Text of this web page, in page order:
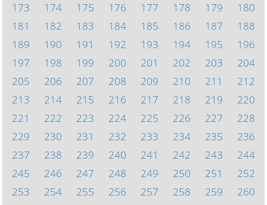
173
174 175 176 177 178 179
180
181
182 183 184 185 186 187
188
189
190 191 192 193 194 195
196
197
198 199 200 201 202 203
204
205
206 207 208 209 210 211
212
213
214 215 216 217 218 219
220
221
222 223 224 225 226 227
228
229
230 231 232 233 234 235
236
237
238 239 240 241 242 243
244
245
246 247 248 249 250 251
252
253
254 255 256 257 258 259
260